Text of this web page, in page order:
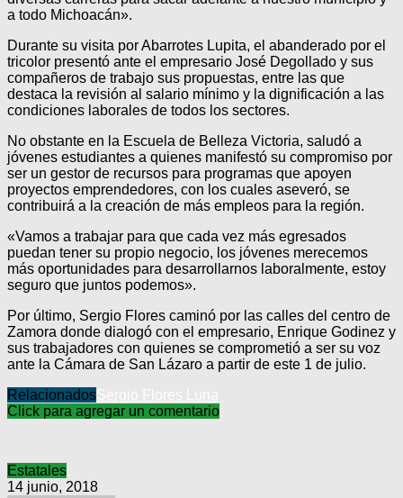
a todo Michoacán».
Durante su visita por Abarrotes Lupita, el abanderado por el
tricolor presentó ante el empresario José Degollado y sus
compañeros de trabajo sus propuestas, entre las que
destaca la revisión al salario mínimo y la dignificación a las
condiciones laborales de todos los sectores.
No obstante en la Escuela de Belleza Victoria, saludó a
jóvenes estudiantes a quienes manifestó su compromiso por
ser un gestor de recursos para programas que apoyen
proyectos emprendedores, con los cuales aseveró, se
contribuirá a la creación de más empleos para la región.
«Vamos a trabajar para que cada vez más egresados
puedan tener su propio negocio, los jóvenes merecemos
más oportunidades para desarrollarnos laboralmente, estoy
seguro que juntos podemos».
Por último, Sergio Flores caminó por las calles del centro de
Zamora donde dialogó con el empresario, Enrique Godinez y
sus trabajadores con quienes se comprometió a ser su voz
ante la Cámara de San Lázaro a partir de este 1 de julio.
Relacionados
Click para agregar un comentario
Estatales
14 junio, 2018